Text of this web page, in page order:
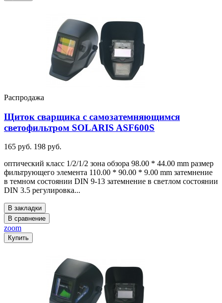
Распродажа
Щиток сварщика с самозатемняющимся
светофильтром SOLARIS ASF600S
165 руб. 198 руб.
оптический класс 1/2/1/2 зона обзора 98.00 * 44.00 mm размер
фильтрующего элемента 110.00 * 90.00 * 9.00 mm затемнение
в темном состоянии DIN 9-13 затемнение в светлом состоянии
DIN 3.5 регулировка...
В закладки
В сравнение
zoom
Купить